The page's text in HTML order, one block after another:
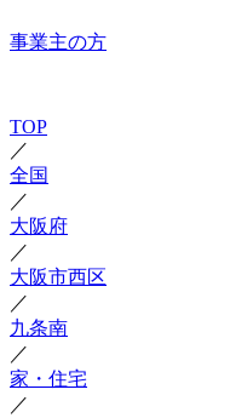
事業主の方
TOP
／
全国
／
大阪府
／
大阪市西区
／
九条南
／
家・住宅
／